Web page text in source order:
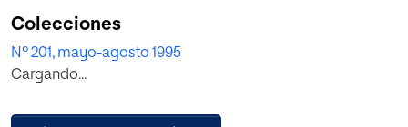
Colecciones
Nº 201, mayo-agosto 1995
Cargando...